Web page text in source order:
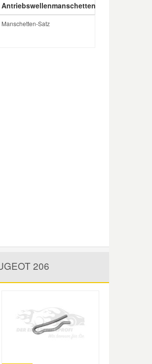
Antriebswellenmanschetten
Manschetten-Satz
206